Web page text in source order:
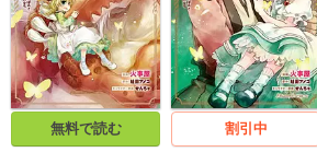
無料で読む 割引中